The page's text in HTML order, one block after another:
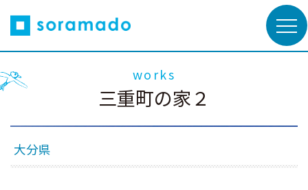
works
三重町の家２
大分県